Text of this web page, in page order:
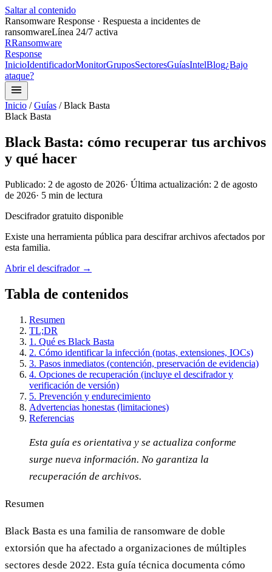
Saltar al contenido
Ransomware Response · Respuesta a incidentes de
ransomwareLínea 24/7 activa
RRansomware
Response
InicioIdentificadorMonitorGruposSectoresGuíasIntelBlog¿Bajo
ataque?
Inicio / Guías /Black Basta
Black Basta
Black Basta: cómo recuperar tus archivos
y qué hacer
Publicado: 2 de agosto de 2026· Última actualización: 2 de agosto
de 2026· 5 min de lectura
Descifrador gratuito disponible
Existe una herramienta pública para descifrar archivos afectados por
esta familia.
Abrir el descifrador →
Tabla de contenidos
Resumen
TL;DR
1. Qué es Black Basta
2. Cómo identificar la infección (notas, extensiones, IOCs)
3. Pasos inmediatos (contención, preservación de evidencia)
4. Opciones de recuperación (incluye el descifrador y
verificación de versión)
5. Prevención y endurecimiento
Advertencias honestas (limitaciones)
Referencias
Esta guía es orientativa y se actualiza conforme
surge nueva información. No garantiza la
recuperación de archivos.
Resumen
Black Basta es una familia de ransomware de doble
extorsión que ha afectado a organizaciones de múltiples
sectores desde 2022. Esta guía técnica documenta cómo